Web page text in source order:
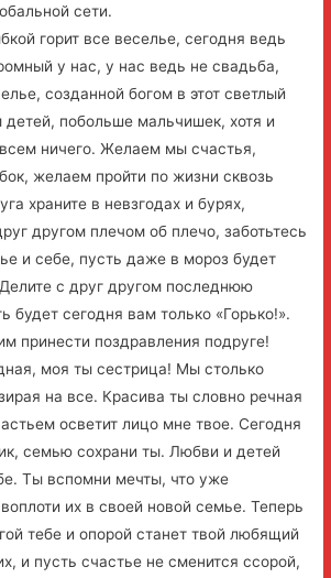
сети.
горит все веселье, сегодня ведь
у нас, у нас ведь не свадьба,
созданной богом в этот светлый
побольше мальчишек, хотя и
ничего. Желаем мы счастья,
желаем пройти по жизни сквозь
храните в невзгодах и бурях,
другом плечом об плечо, заботьтесь
и себе, пусть даже в мороз будет
с друг другом последнюю
будет сегодня вам только «Горько!».
принести поздравления подруге!
моя ты сестрица! Мы столько
на все. Красива ты словно речная
осветит лицо мне твое. Сегодня
семью сохрани ты. Любви и детей
Ты вспомни мечты, что уже
их в своей новой семье. Теперь
тебе и опорой станет твой любящий
и пусть счастье не сменится ссорой,